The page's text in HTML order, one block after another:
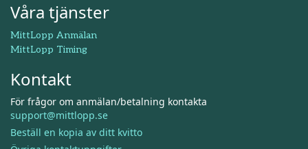
Våra tjänster
MittLopp Anmälan
MittLopp Timing
Kontakt
För frågor om anmälan/betalning kontakta
support@mittlopp.se
Beställ en kopia av ditt kvitto